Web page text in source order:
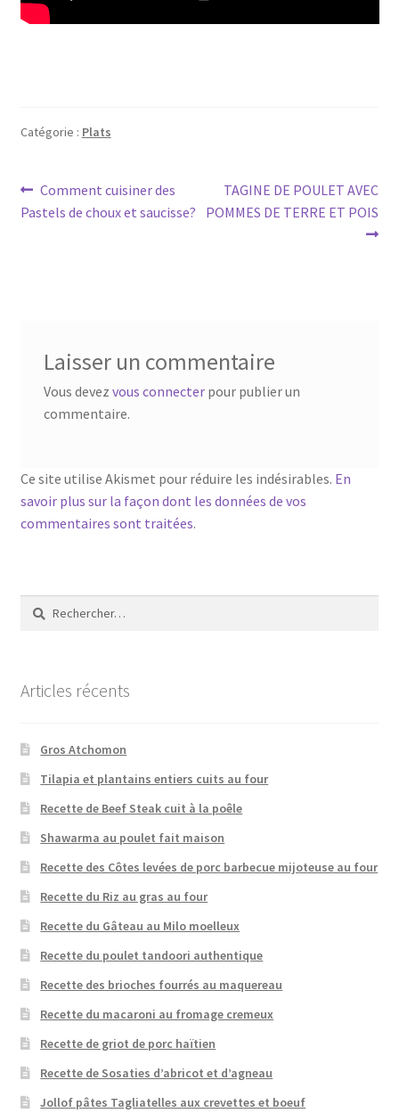
Catégorie : Plats
Navigation
de
Article
précédent :
Comment cuisiner des
Pastels de choux et saucisse?
Article
suivant :
TAGINE DE POULET AVEC
POMMES DE TERRE ET POIS
Laisser un commentaire
Vous devez vous connecterpour publier un
commentaire.
Ce site utilise Akismet pour réduire les indésirables. En
savoir plus sur la façon dont les données de vos
commentaires sont traitées.
Rechercher :
Articles récents
Gros Atchomon
Tilapia et plantains entiers cuits au four
Recette de Beef Steak cuit à la poêle
Shawarma au poulet fait maison
Recette des Côtes levées de porc barbecue mijoteuse au four
Recette du Riz au gras au four
Recette du Gâteau au Milo moelleux
Recette du poulet tandoori authentique
Recette des brioches fourrés au maquereau
Recette du macaroni au fromage cremeux
Recette de griot de porc haïtien
Recette de Sosaties d’abricot et d’agneau
Jollof pâtes Tagliatelles aux crevettes et boeuf